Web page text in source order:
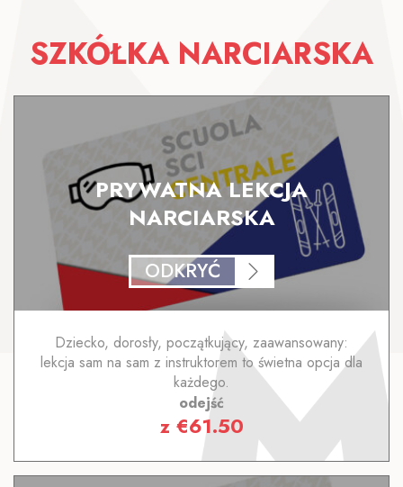
SZKÓŁKA NARCIARSKA
PRYWATNA LEKCJA
NARCIARSKA
ODKRYĆ
Dziecko, dorosły, początkujący, zaawansowany:
lekcja sam na sam z instruktorem to świetna opcja dla
każdego.
odejść
z €61.50